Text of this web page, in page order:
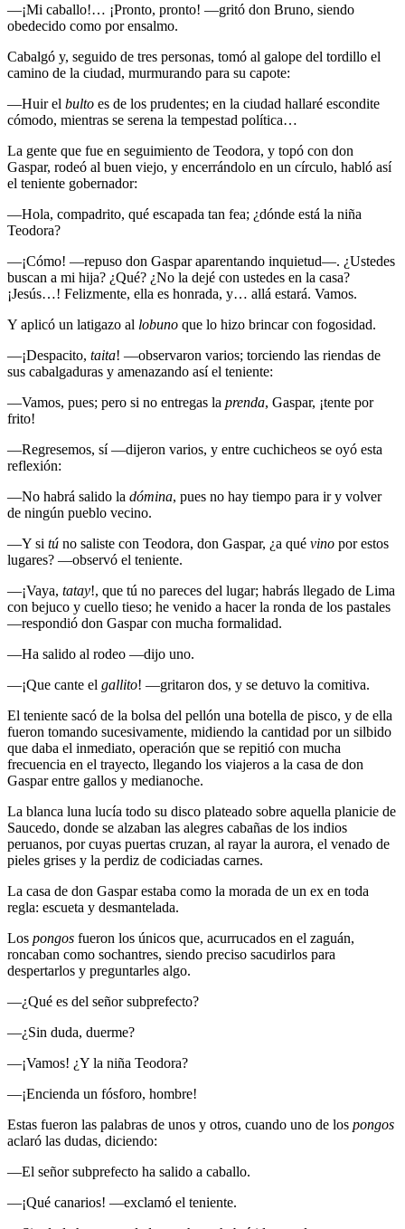
—¡Mi caballo!… ¡Pronto, pronto! —gritó don Bruno, siendo
obedecido como por ensalmo.
Cabalgó y, seguido de tres personas, tomó al galope del tordillo el
camino de la ciudad, murmurando para su capote:
—Huir el bulto es de los prudentes; en la ciudad hallaré escondite
cómodo, mientras se serena la tempestad política…
La gente que fue en seguimiento de Teodora, y topó con don
Gaspar, rodeó al buen viejo, y encerrándolo en un círculo, habló así
el teniente gobernador:
—Hola, compadrito, qué escapada tan fea; ¿dónde está la niña
Teodora?
—¡Cómo! —repuso don Gaspar aparentando inquietud—. ¿Ustedes
buscan a mi hija? ¿Qué? ¿No la dejé con ustedes en la casa?
¡Jesús…! Felizmente, ella es honrada, y… allá estará. Vamos.
Y aplicó un latigazo al lobuno que lo hizo brincar con fogosidad.
—¡Despacito, taita! —observaron varios; torciendo las riendas de
sus cabalgaduras y amenazando así el teniente:
—Vamos, pues; pero si no entregas la prenda, Gaspar, ¡tente por
frito!
—Regresemos, sí —dijeron varios, y entre cuchicheos se oyó esta
reflexión:
—No habrá salido la dómina, pues no hay tiempo para ir y volver
de ningún pueblo vecino.
—Y si tú no saliste con Teodora, don Gaspar, ¿a qué vino por estos
lugares? —observó el teniente.
—¡Vaya, tatay!, que tú no pareces del lugar; habrás llegado de Lima
con bejuco y cuello tieso; he venido a hacer la ronda de los pastales
—respondió don Gaspar con mucha formalidad.
—Ha salido al rodeo —dijo uno.
—¡Que cante el gallito! —gritaron dos, y se detuvo la comitiva.
El teniente sacó de la bolsa del pellón una botella de pisco, y de ella
fueron tomando sucesivamente, midiendo la cantidad por un silbido
que daba el inmediato, operación que se repitió con mucha
frecuencia en el trayecto, llegando los viajeros a la casa de don
Gaspar entre gallos y medianoche.
La blanca luna lucía todo su disco plateado sobre aquella planicie de
Saucedo, donde se alzaban las alegres cabañas de los indios
peruanos, por cuyas puertas cruzan, al rayar la aurora, el venado de
pieles grises y la perdiz de codiciadas carnes.
La casa de don Gaspar estaba como la morada de un ex en toda
regla: escueta y desmantelada.
Los pongos fueron los únicos que, acurrucados en el zaguán,
roncaban como sochantres, siendo preciso sacudirlos para
despertarlos y preguntarles algo.
—¿Qué es del señor subprefecto?
—¿Sin duda, duerme?
—¡Vamos! ¿Y la niña Teodora?
—¡Encienda un fósforo, hombre!
Estas fueron las palabras de unos y otros, cuando uno de los pongos
aclaró las dudas, diciendo:
—El señor subprefecto ha salido a caballo.
—¡Qué canarios! —exclamó el teniente.